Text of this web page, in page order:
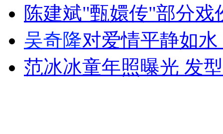
外交部：反对强权政治霸凌主义
外交部：有关国家言论片面不公正
陈建斌"甄嬛传"部分戏
吴奇隆对爱情平静如
范冰冰童年照曝光 发